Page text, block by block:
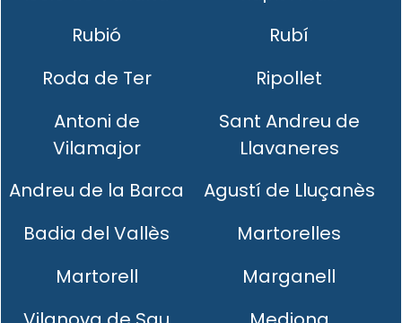
Rubió
Rubí
Roda de Ter
Ripollet
Antoni de
Vilamajor
Sant Andreu de
Llavaneres
Andreu de la Barca
Agustí de Lluçanès
Badia del Vallès
Martorelles
Martorell
Marganell